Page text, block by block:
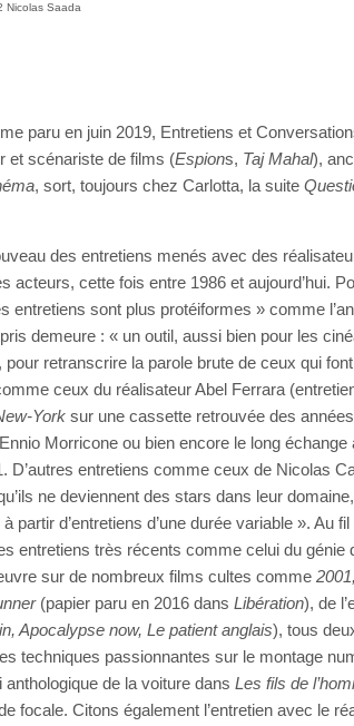
Nicolas Saada
paru en juin 2019, Entretiens et
et scénariste de films (Espions, Taj Mahal),
, sort, toujours chez Carlotta, la suite
des entretiens menés avec des
acteurs, cette fois entre 1986 et aujourd’hui.
entretiens sont plus protéiformes » comme
demeure : « un outil, aussi bien pour les
retranscrire la parole brute de ceux qui
ceux du réalisateur Abel Ferrara
York sur une cassette retrouvée des
Morricone ou bien encore le long échange
D’autres entretiens comme ceux de Nicolas
ne deviennent des stars dans leur
partir d’entretiens d’une durée variable ». Au
entretiens très récents comme celui du génie
sur de nombreux films cultes comme 2001,
(papier paru en 2016 dans Libération), de
Apocalypse now, Le patient anglais), tous
techniques passionnantes sur le montage
de la voiture dans Les fils de
focale. Citons également l’entretien avec le